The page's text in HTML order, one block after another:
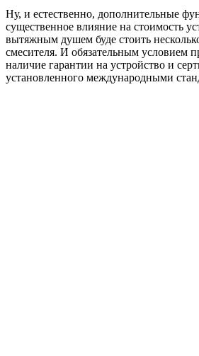
Ну, и естественно, дополнительные
существенное влияние на стоимость
вытяжным душем буде стоить
смесителя. И обязательным условием
наличие гарантии на устройство и
установленного международными